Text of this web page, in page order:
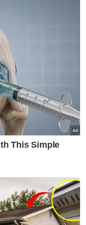
I Hope So -
Artlist.io
#Melaka
#BeritaDiTikTok
Harian